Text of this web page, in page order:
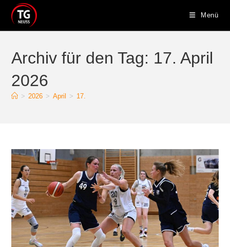
Inhalt
springen
Menü
Archiv für den Tag: 17. April
2026
> 2026 > April > 17.